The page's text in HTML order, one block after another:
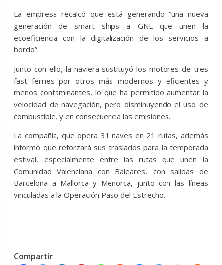
La empresa recalcó que está generando “una nueva
generación de smart ships a GNL que unen la
ecoeficiencia con la digitalización de los servicios a
bordo”.
Junto con ello, la naviera sustituyó los motores de tres
fast ferries por otros más modernos y eficientes y
menos contaminantes, lo que ha permitido aumentar la
velocidad de navegación, pero disminuyendo el uso de
combustible, y en consecuencia las emisiones.
La compañía, que opera 31 naves en 21 rutas, además
informó que reforzará sus traslados para la temporada
estival, especialmente entre las rutas que unen la
Comunidad Valenciana con Baleares, con salidas de
Barcelona a Mallorca y Menorca, junto con las líneas
vinculadas a la Operación Paso del Estrecho.
Compartir